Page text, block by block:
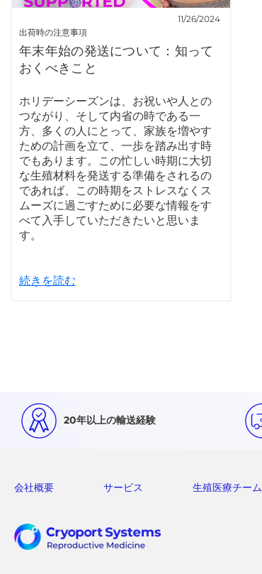
出荷時の注意事項
11/26/2024
年末年始の発送について：知って
おくべきこと
ホリデーシーズンは、お祝いや人との
つながり、そして内省の時である一
方、多くの人にとって、家族を増やす
ための計画を立て、一歩を踏み出す時
でもあります。この忙しい時期に大切
な生殖材料を発送する準備をされるの
であれば、この時期をストレスなくス
ムーズに過ごすために必要な情報をす
べて入手していただきたいと思いま
す。
続きを読む
20年以上の輸送経験
会社概要 サービス 生殖医療チーム